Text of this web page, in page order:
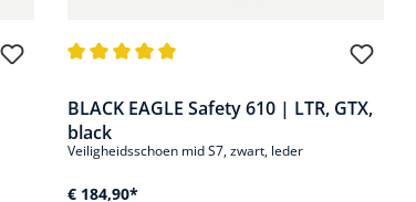
BLACK EAGLE Safety 610 | LTR, GTX,
black
Veiligheidsschoen mid S7, zwart, leder
€ 184,90*